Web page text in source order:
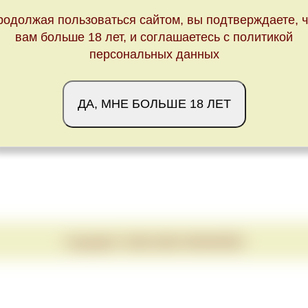
пользоваться сайтом, вы подтверждаете,
вам больше 18 лет, и соглашаетесь с политикой
персональных данных
ДА, МНЕ БОЛЬШЕ 18 ЛЕТ